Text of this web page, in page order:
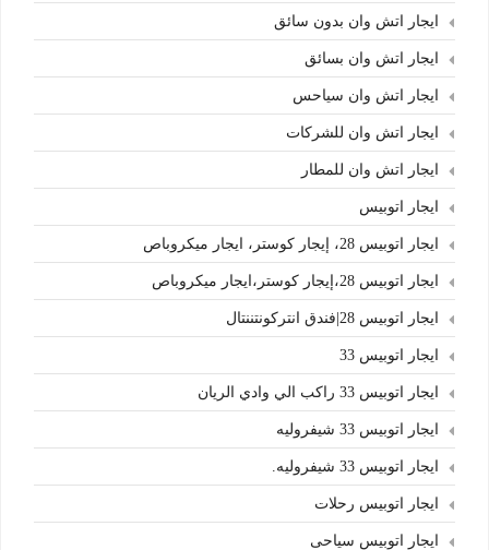
ايجار اتش وان بدون سائق
ايجار اتش وان بسائق
ايجار اتش وان سياحس
ايجار اتش وان للشركات
ايجار اتش وان للمطار
ايجار اتوبيس
ايجار اتوبيس 28، إيجار كوستر، ايجار ميكروباص
ايجار اتوبيس 28،إيجار كوستر،ايجار ميكروباص
ايجار اتوبيس 28|فندق انتركونتننتال
ايجار اتوبيس 33
ايجار اتوبيس 33 راكب الي وادي الريان
ايجار اتوبيس 33 شيفروليه
ايجار اتوبيس 33 شيفروليه.
ايجار اتوبيس رحلات
ايجار اتوبيس سياحى